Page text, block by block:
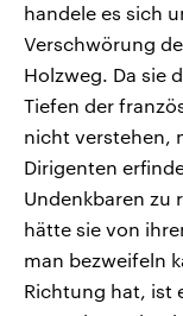
handele es sich
Verschwörung
Holzweg. Da sie
Tiefen der
nicht verstehen,
Dirigenten
Undenkbaren zu
hätte sie von
man bezweifeln
Richtung hat, ist